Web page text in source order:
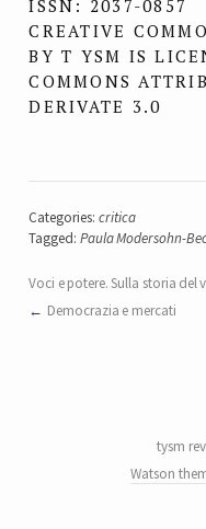
ISSN: 2037-0857
CREATIVE
BY T YSM IS
COMMONS
DERIVATE 3.0
Categories: critica
Tagged: Paula Modersohn-
Voci e potere. Sulla storia del
Democrazia e mercati
tysm
Watson